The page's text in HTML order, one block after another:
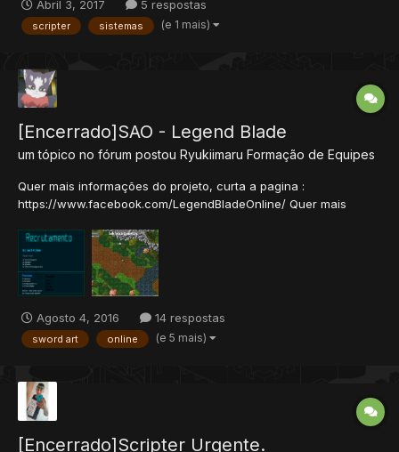
OTC. Os serviços terão remuneração, então me mande PM com
a média que você costuma cobrar por sistema/complexidade.
Abril 3, 2017 5 respostas
scripter sistemas (e 1 mais)
[Encerrado]SAO - Legend Blade
um tópico no fórum postou Ryukiimaru Formação de Equipes
Quer mais informações do projeto, curta a pagina :
https://www.facebook.com/LegendBladeOnline/ Quer mais
https://www.facebook.com/LegendBladeOnline/
Agosto 4, 2016 14 respostas
sword art online (e 5 mais)
[Encerrado]Scripter Urgente.